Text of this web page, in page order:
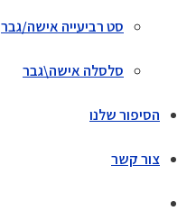
סט רביעייה אישה/גבר
סלסלה אישה\גבר
הסיפור שלנו
צור קשר